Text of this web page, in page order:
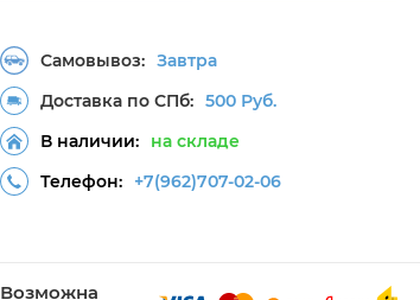
Самовывоз: Завтра
Доставка по СПб: 500 Руб.
В наличии:
на складе
Телефон:
+7(962)707-02-06
Возможна